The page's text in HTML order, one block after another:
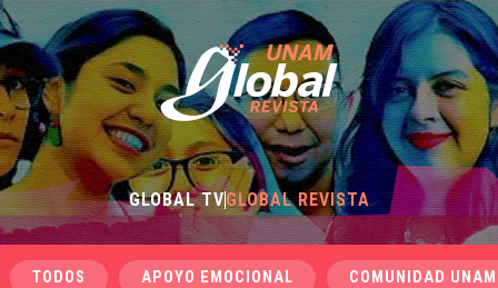
GLOBAL TVGLOBAL REVISTA
TODOS APOYO EMOCIONAL COMUNIDAD UNAM